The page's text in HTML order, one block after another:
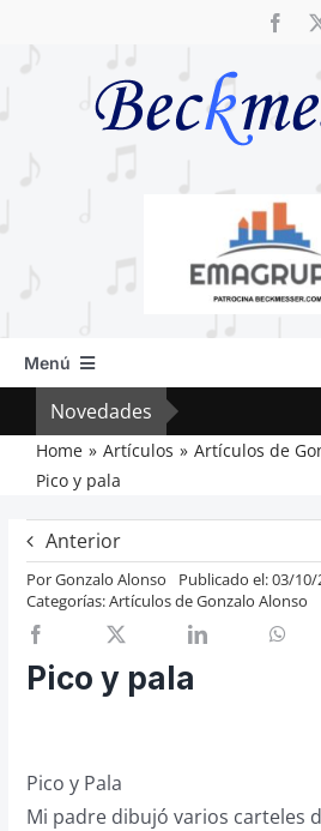
Menú
Inicio
Actual
Artículos
Crítica
Previos de ópera
Entrevistas
Recomendación
Cosas de Beckmesser
Novedades
Home Artículos
Artículos de
Pico y pala
Anterior
PorGonzalo Alonso
Publicado el: 03/10/
Categorías:Artículos de Gonzalo Alonso
Pico y pala
Pico y Pala
Mi padre dibujó varios carteles